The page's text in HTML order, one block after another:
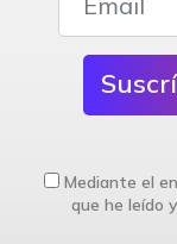
Mediante el
que he leído